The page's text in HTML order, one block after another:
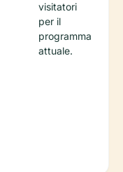
visitatori
per il
programma
attuale.